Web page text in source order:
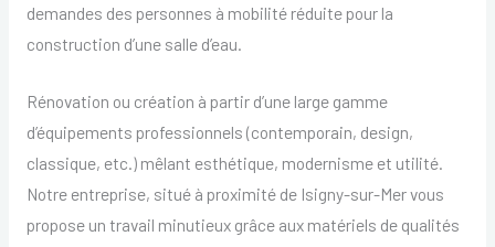
demandes des personnes à mobilité réduite pour la
construction d’une salle d’eau.
Rénovation ou création à partir d’une large gamme
d’équipements professionnels (contemporain, design,
classique, etc.) mêlant esthétique, modernisme et utilité.
Notre entreprise, situé à proximité de Isigny-sur-Mer vous
propose un travail minutieux grâce aux matériels de qualités